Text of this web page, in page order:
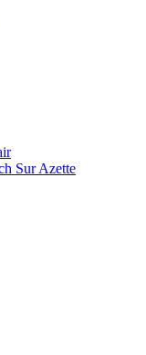
Sur Azette